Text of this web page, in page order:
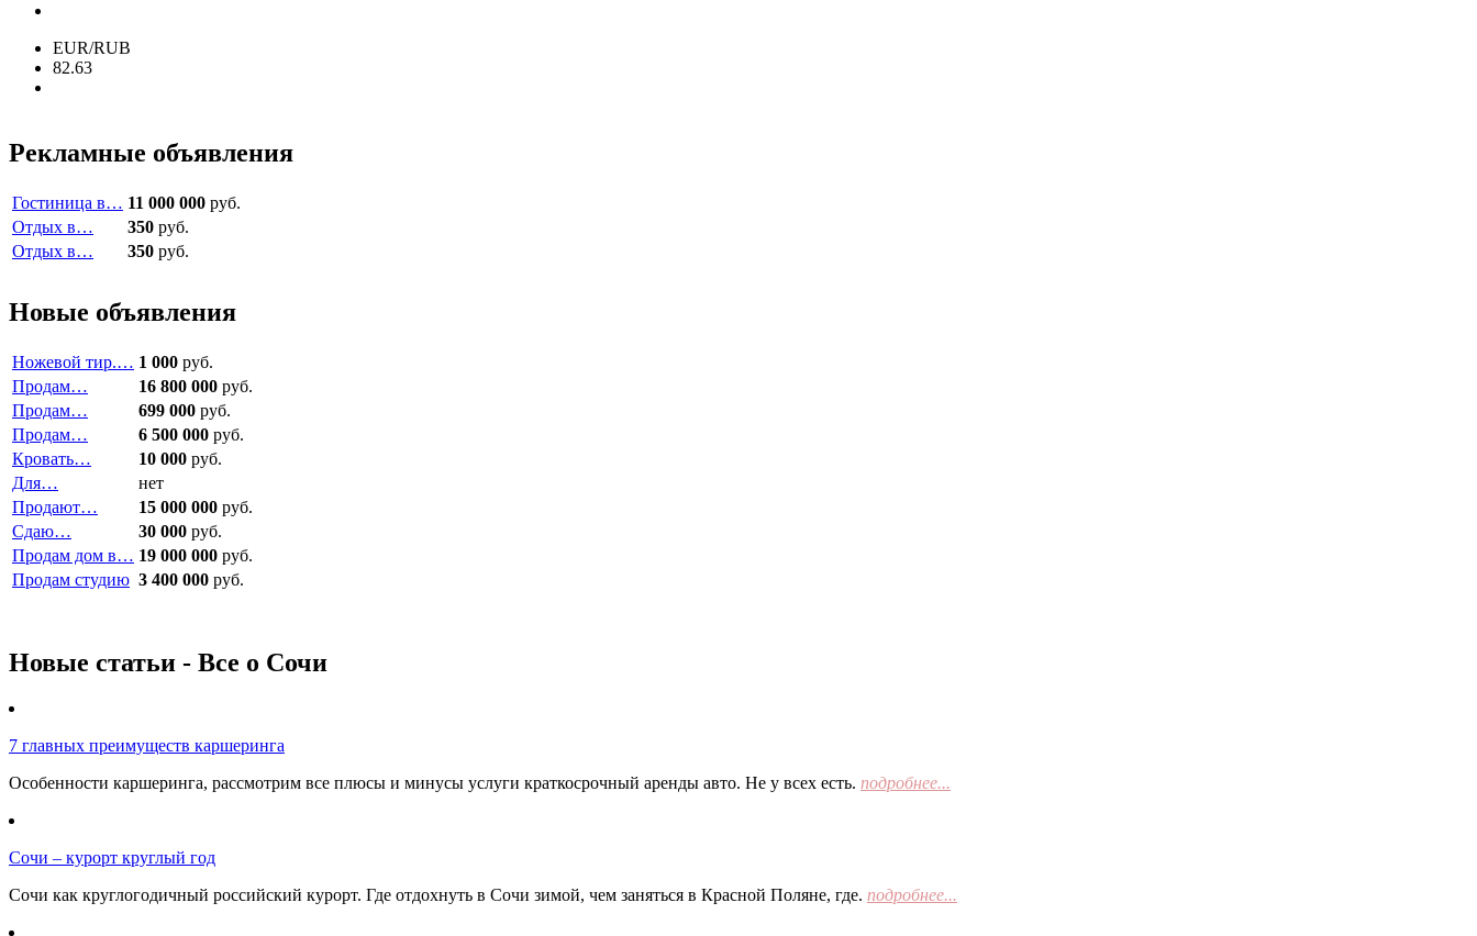
EUR/RUB
82.63
Рекламные объявления
Гостиница в… 11 000 000 руб.
Отдых в…
350 руб.
Отдых в…
350 руб.
Новые объявления
Ножевой тир.… 1 000 руб.
Продам…
16 800 000 руб.
Продам…
699 000 руб.
Продам…
6 500 000 руб.
Кровать…
10 000 руб.
Для…
нет
Продают…
15 000 000 руб.
Сдаю…
30 000 руб.
Продам дом в… 19 000 000 руб.
Продам студию 3 400 000 руб.
Новые статьи - Все о Сочи
7 главных преимуществ каршеринга
Особенности каршеринга, рассмотрим все плюсы и минусы услуги краткосрочный аренды авто. Не у всех есть. подробнее...
Сочи – курорт круглый год
Сочи как круглогодичный российский курорт. Где отдохнуть в Сочи зимой, чем заняться в Красной Поляне, где. подробнее...